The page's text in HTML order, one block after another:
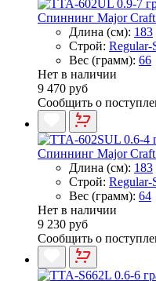
Спиннинг Major
Длина (см): 183
Строй: Regular-
Вес (грамм): 66
Нет в наличии
9 470 руб
Сообщить о
Спиннинг Major
Длина (см): 183
Строй: Regular-
Вес (грамм): 64
Нет в наличии
9 230 руб
Сообщить о